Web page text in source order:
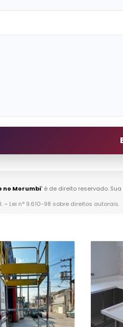
no Morumbi" é de direito reservado.
– Lei n° 9.610-98 sobre direitos autorais.